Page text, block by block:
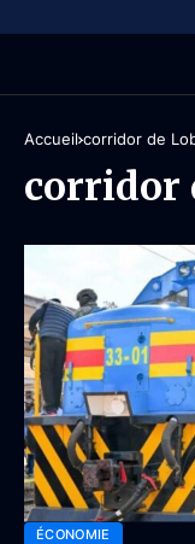
Accueil corridor de
corridor
ÉCONOMIE